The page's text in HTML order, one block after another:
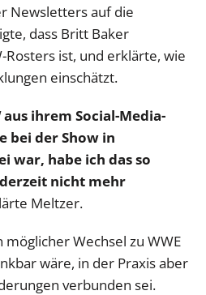
Newsletters auf die
dass Britt Baker
Rosters ist, und erklärte, wie
einschätzt.
ihrem Social-Media-
bei der Show in
war, habe ich das so
nicht mehr
Meltzer.
möglicher Wechsel zu WWE
wäre, in der Praxis aber
verbunden sei.